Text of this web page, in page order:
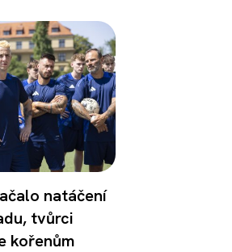
natáčení
tvůrci
kořenům